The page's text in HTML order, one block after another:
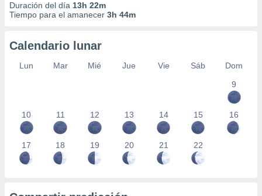
Duración del día 13h 22m
Tiempo para el amanecer 3h 44m
Calendario lunar
Lun Mar Mié Jue Vie Sáb
Dom
9
10 11 12 13 14 15 16
17 18 19 20 21 22